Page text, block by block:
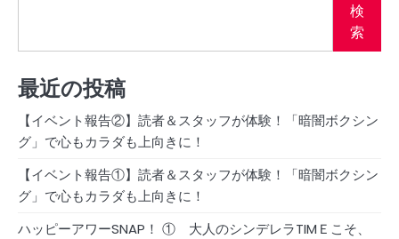
検
索
最近の投稿
【イベント報告②】読者＆スタッフが体験！「暗闇ボクシン
グ」で心もカラダも上向きに！
【イベント報告①】読者＆スタッフが体験！「暗闇ボクシン
グ」で心もカラダも上向きに！
ハッピーアワーSNAP！ ① 大人のシンデレラTIMＥこそ、